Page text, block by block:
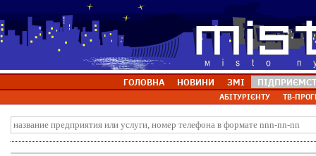
ГОЛОВНА НОВИНИ ЗМІ
АБІТУРІЄНТУ ТВ-